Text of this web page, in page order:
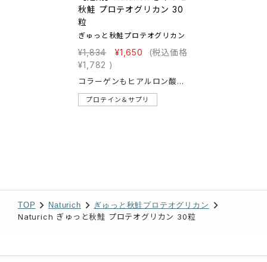
秋鮭 プロテオグリカン 30
粒
ぎゅっと秋鮭プロテオグリカン
¥1,834 ¥1,650
(税込価格
¥1,782 )
コラーゲンもヒアルロン酸も凌駕するハリ・ツヤ・潤いの超人気成分！定期購入■毎回10％OFF・送料無料 ずっとお得な定期プラン「定期商品の中途解約の際は、次回出荷予定日の5日前までにリーダスお客様センター《0120-587-767》までご連絡下さい。」■月々１回お届け■毎月10％OFF・送料無料 ずっとお得な定期プランこんな方におすすめお肌の調子を上げたいぷりぷり感を取り戻したいヒアルロン酸やコラーゲンを飲んでも実感が弱い節々の調子がよくない
プロテイン＆サプリ
TOP Naturich ぎゅっと秋鮭プロテオグリカン
Naturich ぎゅっと秋鮭 プロテオグリカン 30粒